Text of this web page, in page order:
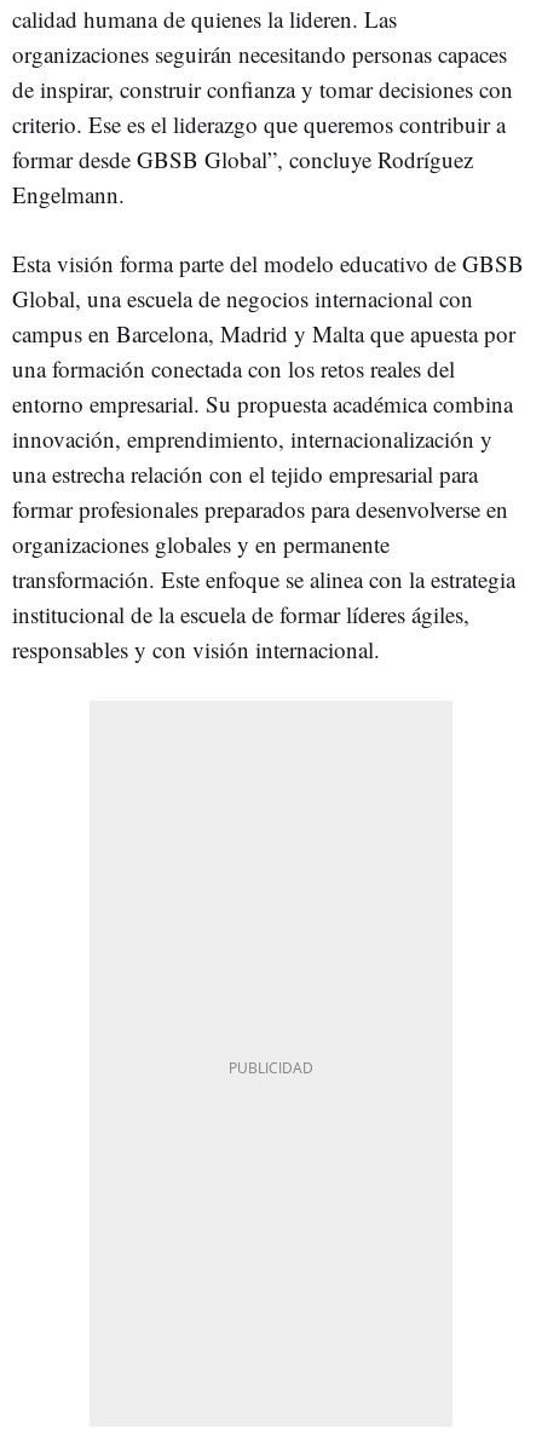
calidad humana de quienes la lideren. Las
organizaciones seguirán necesitando personas capaces
de inspirar, construir confianza y tomar decisiones con
criterio. Ese es el liderazgo que queremos contribuir a
formar desde GBSB Global”, concluye Rodríguez
Engelmann.
Esta visión forma parte del modelo educativo de GBSB
Global, una escuela de negocios internacional con
campus en Barcelona, Madrid y Malta que apuesta por
una formación conectada con los retos reales del
entorno empresarial. Su propuesta académica combina
innovación, emprendimiento, internacionalización y
una estrecha relación con el tejido empresarial para
formar profesionales preparados para desenvolverse en
organizaciones globales y en permanente
transformación. Este enfoque se alinea con la estrategia
institucional de la escuela de formar líderes ágiles,
responsables y con visión internacional.